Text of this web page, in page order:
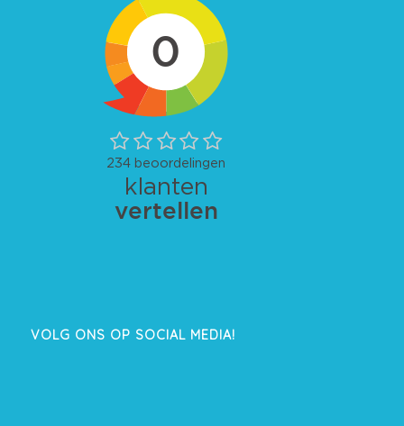
VOLG ONS OP SOCIAL MEDIA!